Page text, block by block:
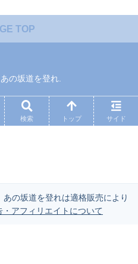
TOP
の坂道を登れ.
検索 トップ サイド
の坂道を登れは適格販売により
・アフィリエイトについて